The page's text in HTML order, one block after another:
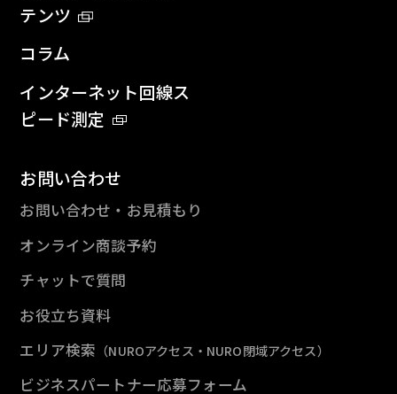
テンツ
コラム
インターネット回線ス
ピード測定
お問い合わせ
お問い合わせ・お見積もり
オンライン商談予約
チャットで質問
お役立ち資料
エリア検索 （NUROアクセス・NURO閉域アクセス）
ビジネスパートナー応募フォーム